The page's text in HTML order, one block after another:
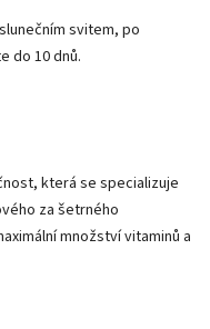
svitem, po
do 10 dnů.
která se specializuje
za šetrného
množství vitaminů a